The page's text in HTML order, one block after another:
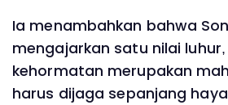
Ia menambahkan bahwa
mengajarkan satu nilai
kehormatan merupakan
harus dijaga sepanjang